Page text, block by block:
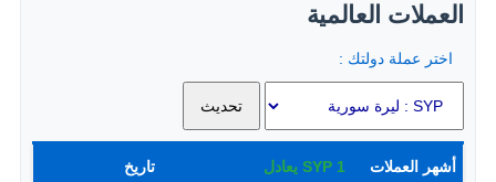
العملات العالمية
اختر عملة دولتك :
أشهر العملات 1
SYP يعادل تاريخ